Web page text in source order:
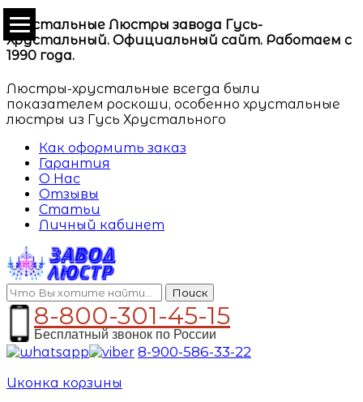
Хрустальные Люстры завода Гусь-
Хрустальный. Официальный сайт. Работаем с
1990 года.
Люстры-хрустальные всегда были
показателем роскоши, особенно хрустальные
люстры из Гусь Хрустального
Как оформить заказ
Гарантия
О Нас
Отзывы
Статьи
Личный кабинет
Поиск
8-800-301-45-15
Бесплатный звонок по России
8-900-586-33-22
Иконка корзины